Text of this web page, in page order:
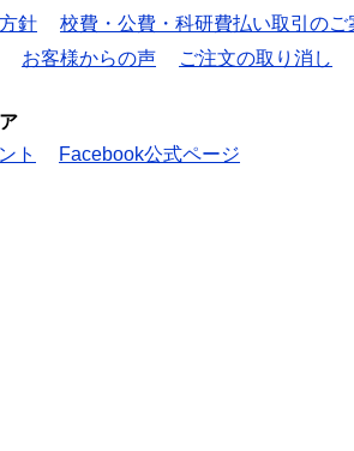
針
校費・公費・科研費払い取引のご
お客様からの声 ご注文の取り消し
ト
Facebook公式ページ